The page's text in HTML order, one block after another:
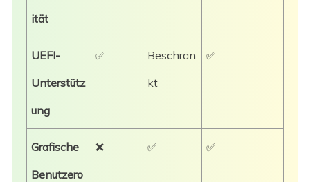
ität
UEFI-
Unterstütz
ung
✅
Beschrän
kt
✅
Grafische
Benutzero
❌ ✅ ✅